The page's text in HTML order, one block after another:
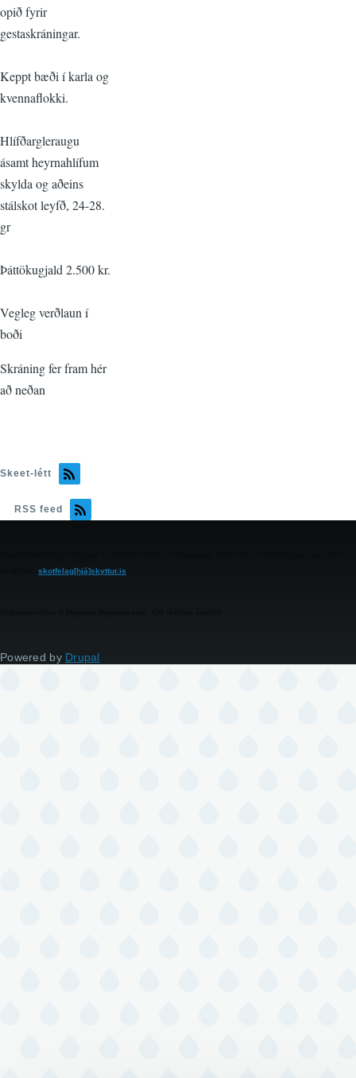
opið fyrir
gestaskráningar.
Keppt bæði í karla og
kvennaflokki.
Hlífðargleraugu
ásamt heyrnahlífum
skylda og aðeins
stálskot leyfð, 24-28.
gr
Þáttökugjald 2.500 kr.
Vegleg verðlaun í
boði
Skráning fer fram hér
að neðan
Skeet-létt
RSS feed
skotfelag[hjá]skyttur.is
Powered by Drupal